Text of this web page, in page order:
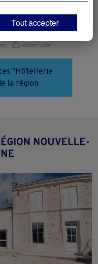
collectivite
"Hôtellerie
la région
NOUVELLE-
traceurs techniquesseront
sur "Tout accepter",
et les modifier à tout
vos choix" situé en bas de
Tout accepter